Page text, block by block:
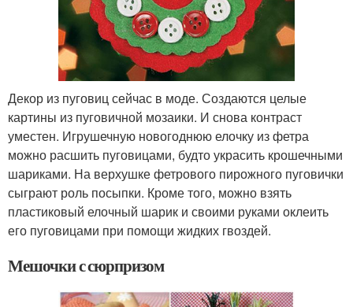
Декор из пуговиц сейчас в моде. Создаются целые
картины из пуговичной мозаики. И снова контраст
уместен. Игрушечную новогоднюю елочку из фетра
можно расшить пуговицами, будто украсить крошечными
шариками. На верхушке фетрового пирожного пуговички
сыграют роль посыпки. Кроме того, можно взять
пластиковый елочный шарик и своими руками оклеить
его пуговицами при помощи жидких гвоздей.
Мешочки с сюрпризом